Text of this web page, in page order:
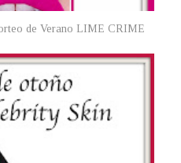
de Verano LIME CRIME